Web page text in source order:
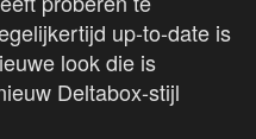
up-to-date is
look die is
Deltabox-stijl